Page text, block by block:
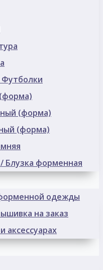
(форма)
(форма)
Блузка форменная
одежды
на заказ
аксессуарах